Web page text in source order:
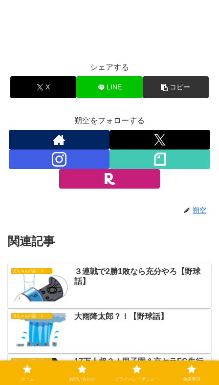
シェアする
X LINE コピー
朔空をフォローする
朔空
関連記事
父ちゃんの話（タイガース）
３連戦で2勝1敗なら充分やろ【野球
話】
大雨降太郎？！【野球話】
父ちゃんの話（タイガース）
17万人超？！甲子園＆京セラFC先行
チケット発売！【野球話】
ホーム お問い合わせ プライバシーポリシー 免責事項